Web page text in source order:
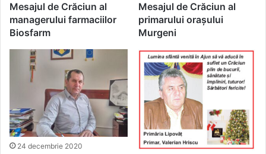
Mesajul de Crăciun al
managerului farmaciilor
Biosfarm
Mesajul de Crăciun al
primarului orașului
Murgeni
24 decembrie 2020